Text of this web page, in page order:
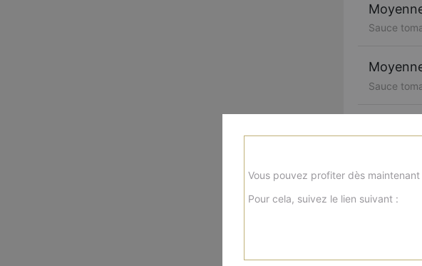
Sauce
Sauce
Sauce
Sauce
Sauce
Vous pouvez profiter dès maintenant
Pour cela, suivez le lien suivant :